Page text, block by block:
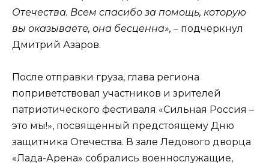
Отечества. Всем спасибо за помощь, которую
вы оказываете, она бесценна», – подчеркнул
Дмитрий Азаров.
После отправки груза, глава региона
поприветствовал участников и зрителей
патриотического фестиваля «Сильная Россия –
это мы!», посвященный предстоящему Дню
защитника Отечества. В зале Ледового дворца
«Лада-Арена» собрались военнослужащие,